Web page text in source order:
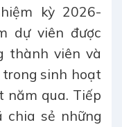
kỳ 2026-
dự viên được
thành viên và
sinh hoạt
năm qua. Tiếp
chia sẻ những